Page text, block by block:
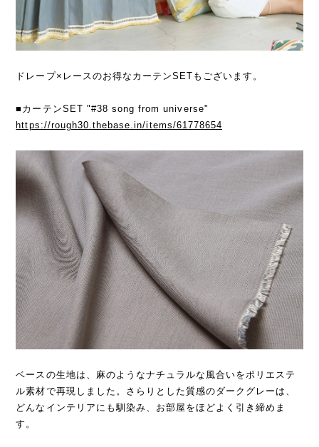
ドレープ×レースのお得なカーテンSETもございます。
■カーテンSET "#38 song from universe"
https://rough30.thebase.in/items/61778654
ベースの生地は、麻のようなナチュラルな風合いをポリエステ
ル素材で再現しました。さらりとした質感のダークグレーは、
どんなインテリアにも馴染み、お部屋をほどよく引き締めま
す。